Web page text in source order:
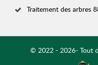
Traitement des arbres
© 2022 - 2026- Tout